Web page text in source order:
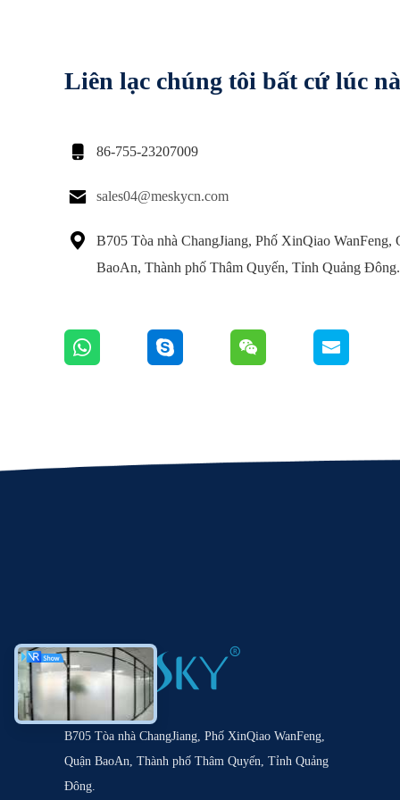
Liên lạc chúng tôi bất cứ lúc
 86-755-23207009
 sales04@meskycn.com

B705 Tòa nhà ChangJiang, Phố XinQiao WanFeng,
BaoAn, Thành phố Thâm Quyến, Tỉnh Quảng Đông.
B705 Tòa nhà ChangJiang, Phố XinQiao WanFeng,
Quận BaoAn, Thành phố Thâm Quyến, Tỉnh Quảng
Đông.